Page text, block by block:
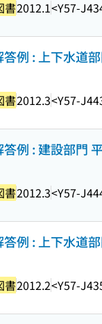
書2012.1<Y57-
例 : 上下水道
書2012.3<Y57-
例 : 建設部門
書2012.3<Y57-
例 : 上下水道
書2012.2<Y57-